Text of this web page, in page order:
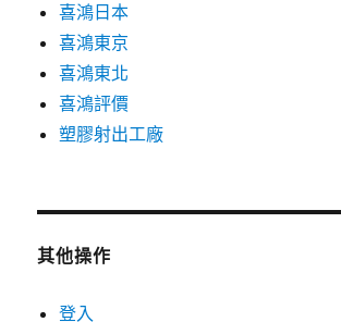
喜鴻日本
喜鴻東京
喜鴻東北
喜鴻評價
塑膠射出工廠
其他操作
登入